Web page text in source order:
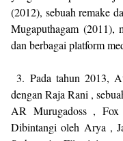
(2012), sebuah remake
Mugaputhagam (2011),
dan berbagai platform
3. Pada tahun 2013,
dengan Raja Rani ,
AR Murugadoss ,
Dibintangi oleh Arya ,